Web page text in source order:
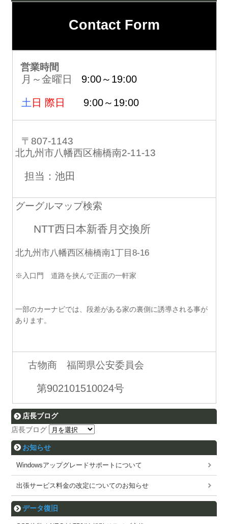
Contact Form
営業時間
月～金曜日 9:00～19:00
土 日 際日 9:00～19:00
〒807-1143
北九州市八幡西区楠橋南2-11-13
担当：池田
グーグルマップ検索
NTT西日本新香月交換所
北九州市八幡西区楠橋南1丁目8-16
※入口門 道路を挟んで正面の一軒家
一部のカーナビでは、段差がある家の裏側に誘導される事が
あります。
古物商 福岡県公安委員会
第902101510024号
店長ブログ
店長ブログ
お知らせ
Windowsアップグレードサポートについて
出張サービス料金の改定についてのお知らせ
データ復旧